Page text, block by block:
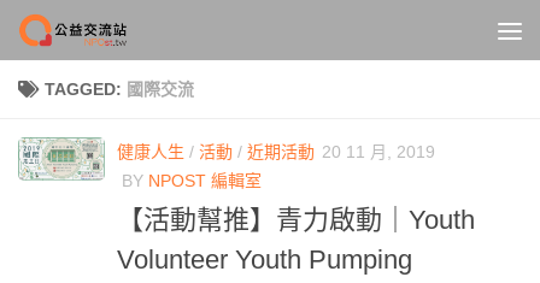
Skip to content
TAGGED: 國際交流
健康人生 / 活動 / 近期活動 20 11 月, 2019
BY NPOST 編輯室
【活動幫推】青力啟動｜Youth
Volunteer Youth Pumping